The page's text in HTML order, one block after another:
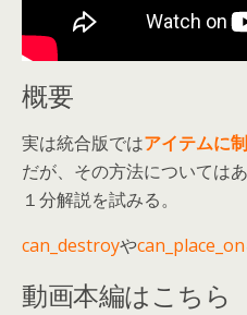
概要
実は統合版ではアイテムに
だが、その方法については
１分解説を試みる。
can_destroyやcan_place_on
動画本編はこちら